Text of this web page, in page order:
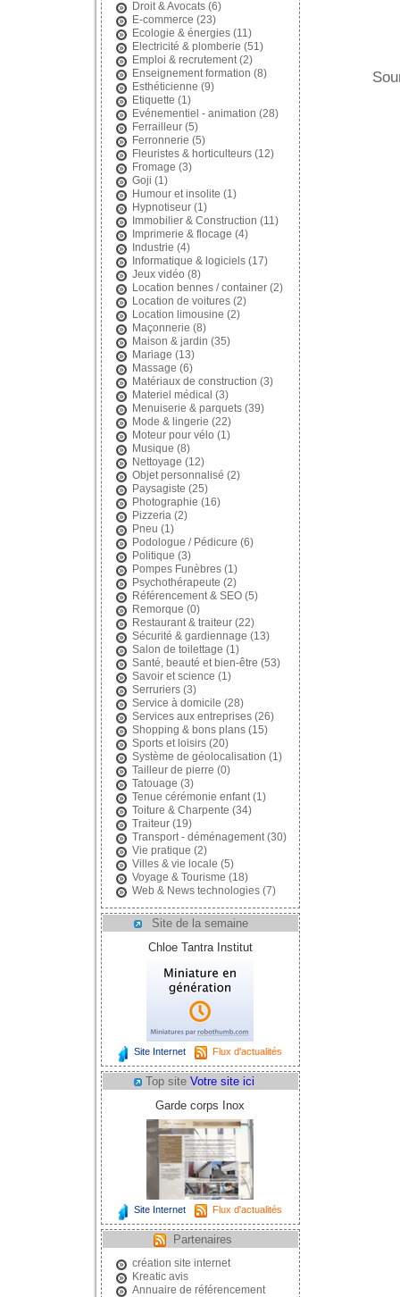
Droit & Avocats(6)
E-commerce (23)
Ecologie & énergies(11)
Electricité & plomberie (51)
Emploi & recrutement(2)
Enseignement formation (8)
Esthéticienne (9)
Etiquette (1)
Evénementiel - animation (28)
Ferrailleur(5)
Ferronnerie (5)
Fleuristes & horticulteurs(12)
Fromage (3)
Goji (1)
Humour et insolite (1)
Hypnotiseur(1)
Immobilier & Construction (11)
Imprimerie & flocage (4)
Industrie (4)
Informatique & logiciels(17)
Jeux vidéo (8)
Location bennes / container(2)
Location de voitures(2)
Location limousine (2)
Maçonnerie (8)
Maison & jardin (35)
Mariage (13)
Massage (6)
Matériaux de construction (3)
Materiel médical (3)
Menuiserie & parquets(39)
Mode & lingerie (22)
Moteur pour vélo (1)
Musique (8)
Nettoyage (12)
Objet personnalisé (2)
Paysagiste (25)
Photographie (16)
Pizzeria (2)
Pneu (1)
Podologue / Pédicure (6)
Politique (3)
Pompes Funèbres(1)
Psychothérapeute (2)
Référencement & SEO(5)
Remorque (0)
Restaurant & traiteur(22)
Sécurité & gardiennage (13)
Salon de toilettage (1)
Santé, beauté et bien-être (53)
Savoir et science (1)
Serruriers(3)
Service à domicile (28)
Services aux entreprises(26)
Shopping & bons plans(15)
Sports et loisirs(20)
Système de géolocalisation (1)
Tailleur de pierre (0)
Tatouage (3)
Tenue cérémonie enfant(1)
Toiture & Charpente (34)
Traiteur(19)
Transport - déménagement(30)
Vie pratique (2)
Villes & vie locale (5)
Voyage & Tourisme (18)
Web & News technologies(7)
Site de la semaine
Chloe Tantra Institut
Site Internet Flux d'actualités
Top site Votre site ici
Garde corps Inox
Site Internet Flux d'actualités
Partenaires
création site internet
Kreatic avis
Annuaire de référencement